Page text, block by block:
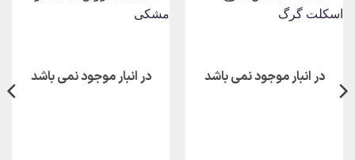
در انبار موجود نمی باشد در انبار موجود نمی باشد